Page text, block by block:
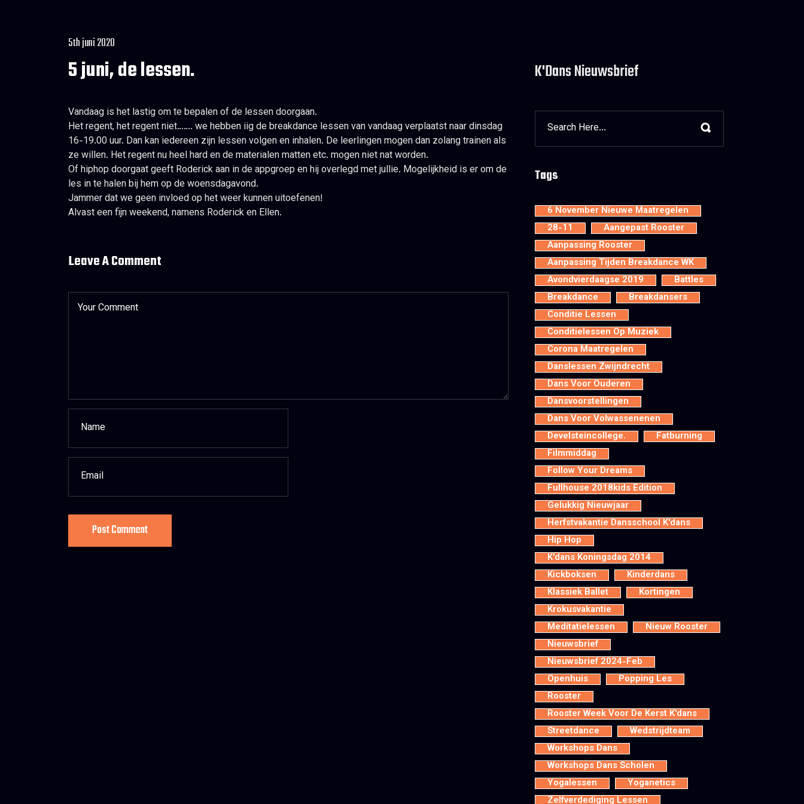
5th juni 2020
5 juni, de lessen.
Vandaag is het lastig om te bepalen of de lessen doorgaan.
Het regent, het regent niet……. we hebben iig de breakdance lessen van vandaag verplaatst naar dinsdag
16-19.00 uur. Dan kan iedereen zijn lessen volgen en inhalen. De leerlingen mogen dan zolang trainen als
ze willen. Het regent nu heel hard en de materialen matten etc. mogen niet nat worden.
Of hiphop doorgaat geeft Roderick aan in de appgroep en hij overlegd met jullie. Mogelijkheid is er om de
les in te halen bij hem op de woensdagavond.
Jammer dat we geen invloed op het weer kunnen uitoefenen!
Alvast een fijn weekend, namens Roderick en Ellen.
Leave A Comment
Post Comment
K'Dans Nieuwsbrief
Tags
6 November Nieuwe Maatregelen
28-11
Aangepast Rooster
Aanpassing Rooster
Aanpassing Tijden Breakdance WK
Avondvierdaagse 2019
Battles
Breakdance
Breakdansers
Conditie Lessen
Conditielessen Op Muziek
Corona Maatregelen
Danslessen Zwijndrecht
Dans Voor Ouderen
Dansvoorstellingen
Dans Voor Volwassenenen
Develsteincollege.
Fatburning
Filmmiddag
Follow Your Dreams
Fullhouse 2018kids Edition
Gelukkig Nieuwjaar
Herfstvakantie Dansschool K'dans
Hip Hop
K'dans Koningsdag 2014
Kickboksen
Kinderdans
Klassiek Ballet
Kortingen
Krokusvakantie
Meditatielessen
Nieuw Rooster
Nieuwsbrief
Nieuwsbrief 2024-Feb
Openhuis
Popping Les
Rooster
Rooster Week Voor De Kerst K'dans
Streetdance
Wedstrijdteam
Workshops Dans
Workshops Dans Scholen
Yogalessen
Yoganetics
Zelfverdediging Lessen